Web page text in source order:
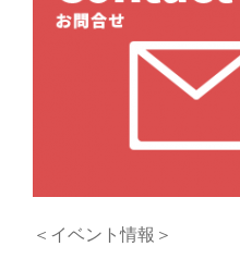
＜イベント情報＞